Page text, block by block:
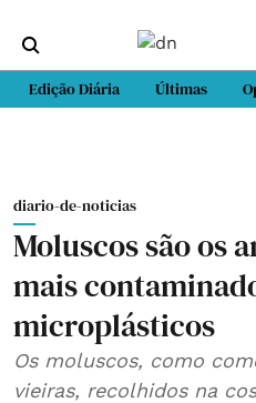
Edição Diária Últimas
diario-de-noticias
Moluscos são os
mais
microplásticos
Os moluscos, como
vieiras, recolhidos na